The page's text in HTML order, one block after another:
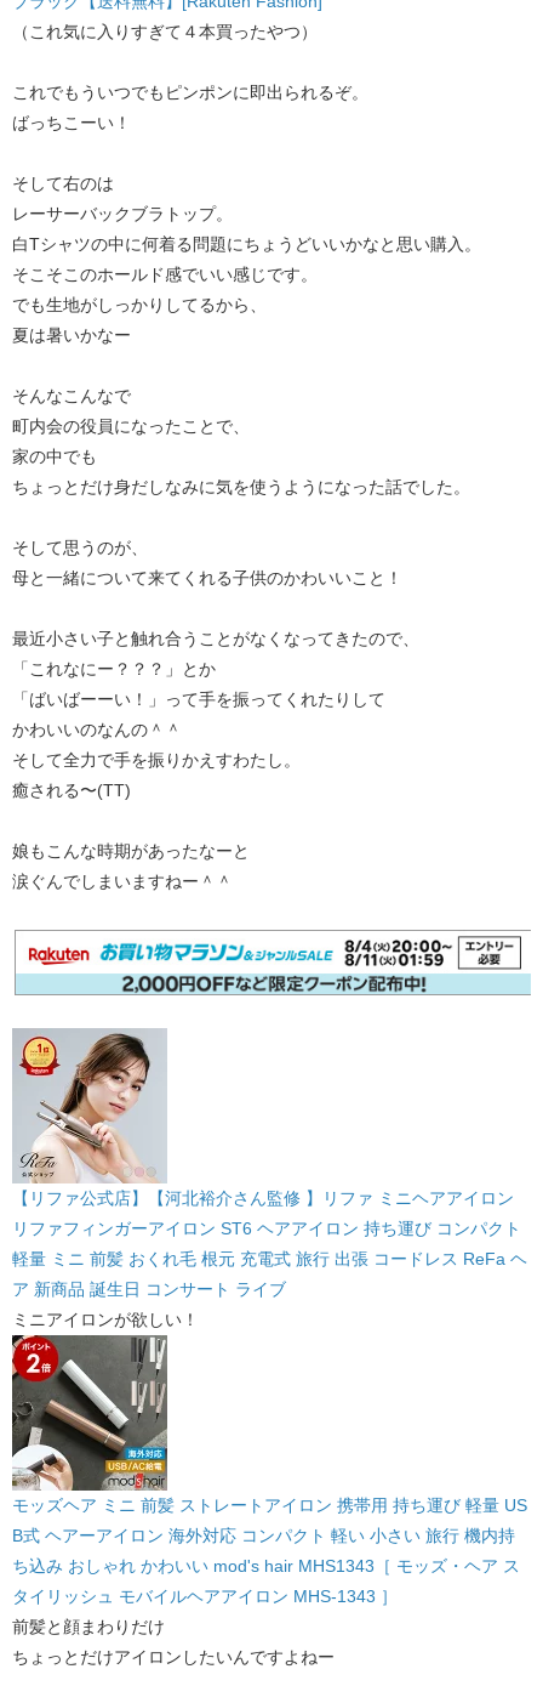
（これ気に入りすぎて４本買ったやつ）
これでもういつでもピンポンに即出られるぞ。
ばっちこーい！
そして右のは
レーサーバックブラトップ。
白Tシャツの中に何着る問題にちょうどいいかなと思い購入。
そこそこのホールド感でいい感じです。
でも生地がしっかりしてるから、
夏は暑いかなー
そんなこんなで
町内会の役員になったことで、
家の中でも
ちょっとだけ身だしなみに気を使うようになった話でした。
そして思うのが、
母と一緒について来てくれる子供のかわいいこと！
最近小さい子と触れ合うことがなくなってきたので、
「これなにー？？？」とか
「ばいばーーい！」って手を振ってくれたりして
かわいいのなんの＾＾
そして全力で手を振りかえすわたし。
癒される〜(TT)
娘もこんな時期があったなーと
涙ぐんでしまいますねー＾＾
【リファ公式店】【河北裕介さん監修 】リファ ミニヘアアイロン
リファフィンガーアイロン ST6 ヘアアイロン 持ち運び コンパクト
軽量 ミニ 前髪 おくれ毛 根元 充電式 旅行 出張 コードレス ReFa ヘ
ア 新商品 誕生日 コンサート ライブ
ミニアイロンが欲しい！
モッズヘア ミニ 前髪 ストレートアイロン 携帯用 持ち運び 軽量 US
B式 ヘアーアイロン 海外対応 コンパクト 軽い 小さい 旅行 機内持
ち込み おしゃれ かわいい mod's hair MHS1343［ モッズ・ヘア ス
タイリッシュ モバイルヘアアイロン MHS-1343 ］
前髪と顔まわりだけ
ちょっとだけアイロンしたいんですよねー